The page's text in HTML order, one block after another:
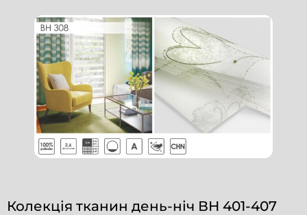
Колекція тканин день-ніч ВН 401-407